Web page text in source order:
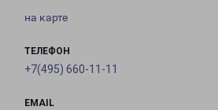
на карте
ТЕЛЕФОН
+7(495) 660-11-11
EMAIL